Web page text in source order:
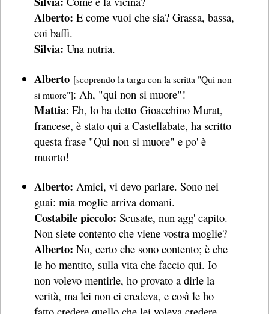
Alberto: E come vuoi che sia? Grassa, bassa,
coi baffi.
Silvia: Una nutria.
Alberto [scoprendo la targa con la scritta "Qui non
si muore"]: Ah, "qui non si muore"!
Mattia: Eh, lo ha detto Gioacchino Murat,
francese, è stato qui a Castellabate, ha scritto
questa frase "Qui non si muore" e po' è
muorto!
Alberto: Amici, vi devo parlare. Sono nei
guai: mia moglie arriva domani.
Costabile piccolo:Scusate, nun agg' capito.
Non siete contento che viene vostra moglie?
Alberto: No, certo che sono contento; è che
le ho mentito, sulla vita che faccio qui. Io
non volevo mentirle, ho provato a dirle la
verità, ma lei non ci credeva, e così le ho